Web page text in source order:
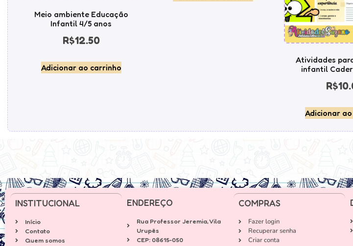
Meio ambiente Educação
Infantil 4/5 anos
R$12.50
Adicionar ao carrinho
Atividades
infantil
R$
Adicionar
INSTITUCIONAL
Início
Contato
Quem somos
ENDEREÇO
Rua Professor Jeremia, Vila
Urupês
CEP: 08615-050
COMPRAS
Fazer login
Recuperar senha
Criar conta